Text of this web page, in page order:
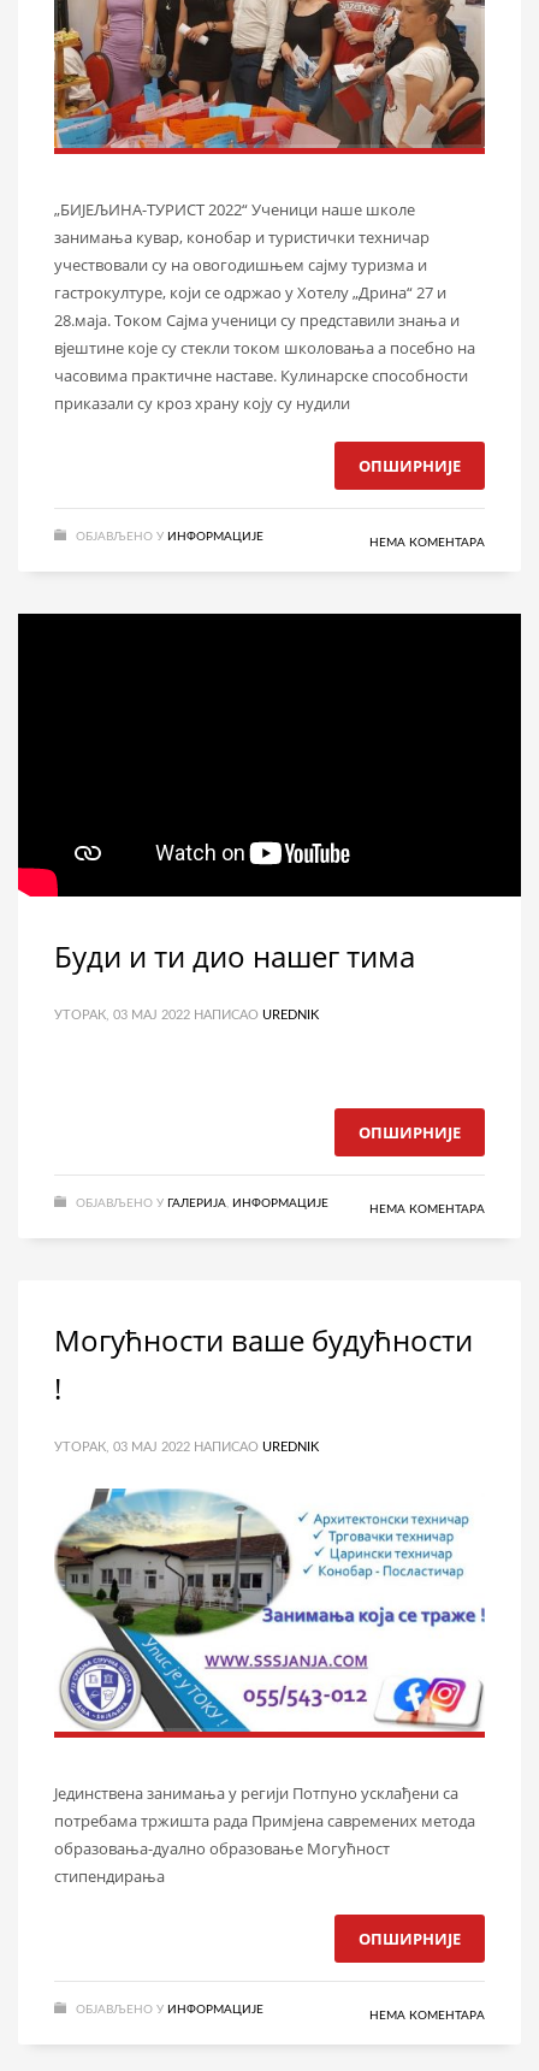
„БИЈЕЉИНА-ТУРИСТ 2022“ Ученици наше школе
занимања кувар, конобар и туристички техничар
учествовали су на овогодишњем сајму туризма и
гастрокултуре, који се одржао у Хотелу „Дрина“ 27 и
28.маја. Током Сајма ученици су представили знања и
вјештине које су стекли током школовања а посебно на
часовима практичне наставе. Кулинарске способности
приказали су кроз храну коју су нудили
ОПШИРНИЈЕ
ОБЈАВЉЕНО У ИНФОРМАЦИЈЕ НЕМА КОМЕНТАРА
Буди и ти дио нашег тима
УТОРАК, 03 МАЈ 2022 НАПИСАО UREDNIK
ОПШИРНИЈЕ
ОБЈАВЉЕНО У ГАЛЕРИЈА ИНФОРМАЦИЈЕ НЕМА КОМЕНТАРА
Могућности ваше будућности
!
УТОРАК, 03 МАЈ 2022 НАПИСАО UREDNIK
Јединствена занимања у регији Потпуно усклађени са
потребама тржишта рада Примјена савремених метода
образовања-дуално образовање Могућност
стипендирања
ОПШИРНИЈЕ
ОБЈАВЉЕНО У ИНФОРМАЦИЈЕ НЕМА КОМЕНТАРА